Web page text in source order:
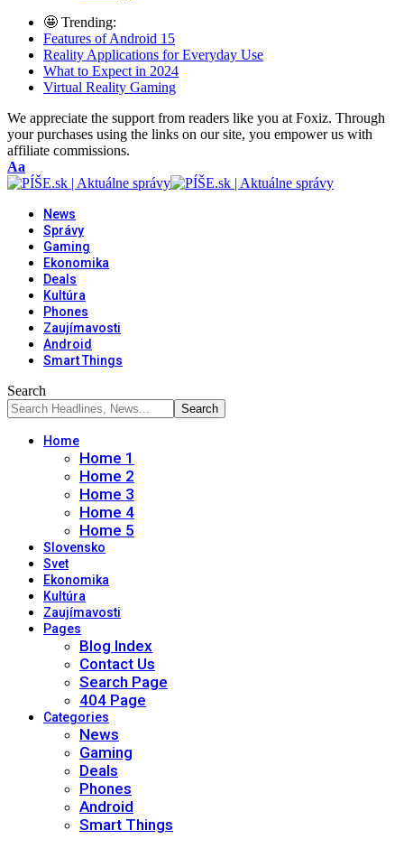
🤩 Trending:
Features of Android 15
Reality Applications for Everyday Use
What to Expect in 2024
Virtual Reality Gaming
We appreciate the support from readers like you at Foxiz. Through
your purchases using the links on our site, you empower us with
affiliate commissions.
Font
Resizer
Aa
News
Správy
Gaming
Ekonomika
Deals
Kultúra
Phones
Zaujímavosti
Android
Smart Things
Search
Home
Home 1
Home 2
Home 3
Home 4
Home 5
Slovensko
Svet
Ekonomika
Kultúra
Zaujímavosti
Pages
Blog Index
Contact Us
Search Page
404 Page
Categories
News
Gaming
Deals
Phones
Android
Smart Things